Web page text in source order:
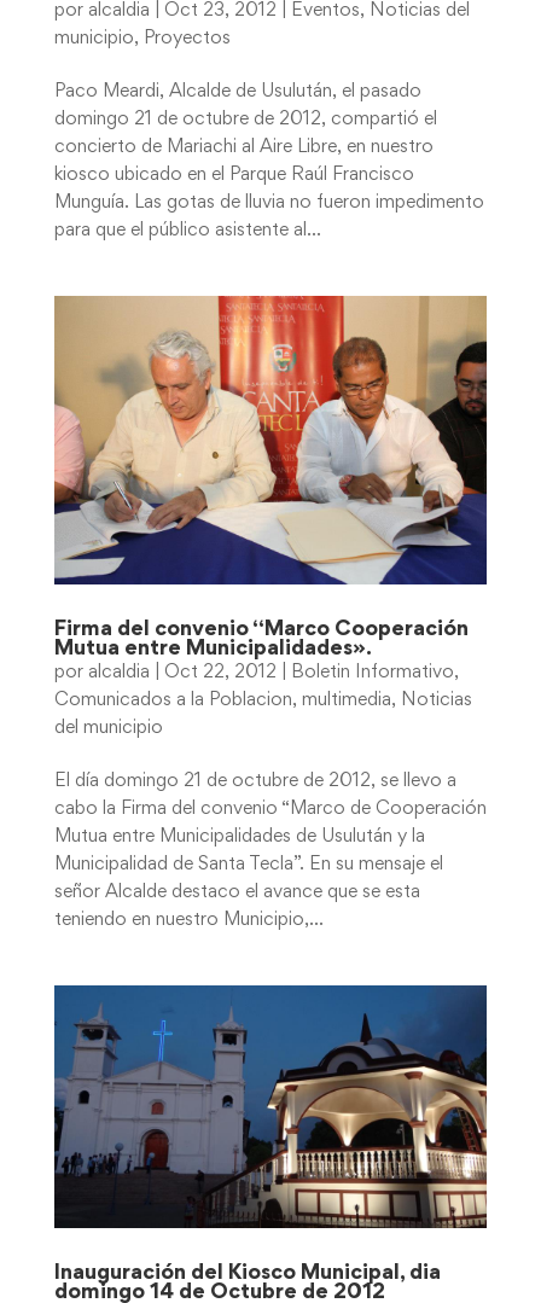
por alcaldia Oct 23, 2012 Eventos, Noticias del
municipio, Proyectos
Paco Meardi, Alcalde de Usulután, el pasado
domingo 21 de octubre de 2012, compartió el
concierto de Mariachi al Aire Libre, en nuestro
kiosco ubicado en el Parque Raúl Francisco
Munguía. Las gotas de lluvia no fueron impedimento
para que el público asistente al...
Firma del convenio “Marco Cooperación
Mutua entre Municipalidades».
por alcaldia Oct 22, 2012 Boletin Informativo,
Comunicados a la Poblacion, multimedia, Noticias
del municipio
El día domingo 21 de octubre de 2012, se llevo a
cabo la Firma del convenio “Marco de Cooperación
Mutua entre Municipalidades de Usulután y la
Municipalidad de Santa Tecla”. En su mensaje el
señor Alcalde destaco el avance que se esta
teniendo en nuestro Municipio,...
Inauguración del Kiosco Municipal, dia
domingo 14 de Octubre de 2012